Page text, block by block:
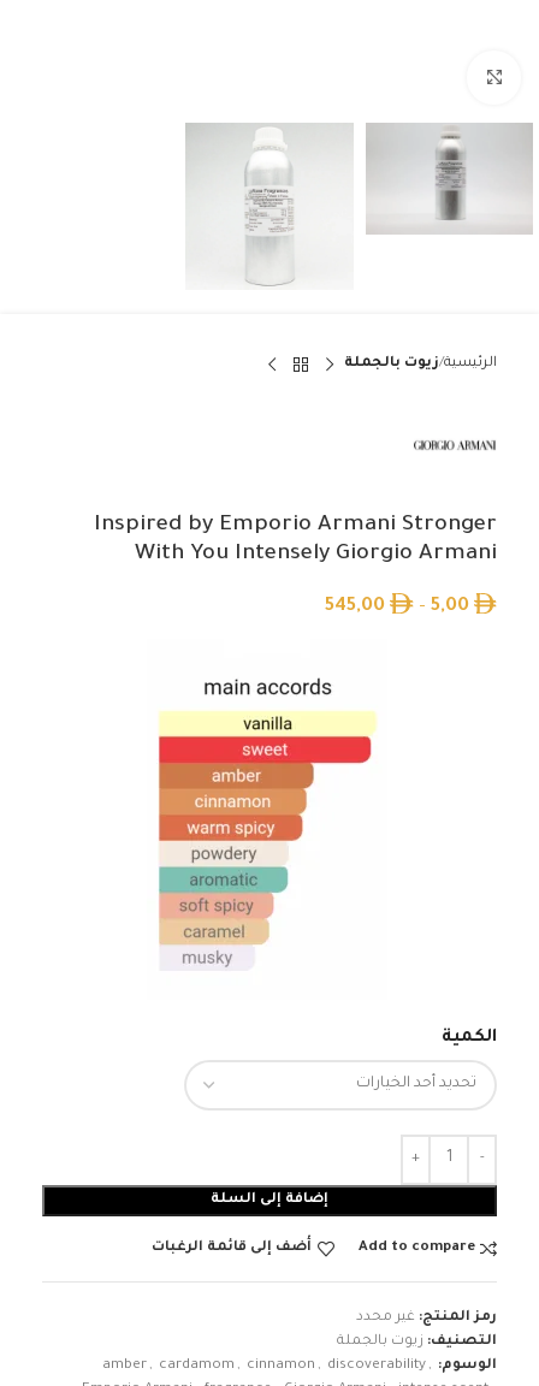
الرئيسية زيوت بالجملة
Inspired by Emporio Armani Stronger
With You Intensely Giorgio Armani
5,00
–
545,00
الكمية
إضافة إلى السلة
Add to compare أضف إلى قائمة الرغبات
رمز المنتج: غير محدد
التصنيف: زيوت بالجملة
الوسوم:
amber , cardamom , cinnamon , discoverability ,